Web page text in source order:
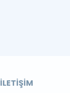
İLETIŞIM